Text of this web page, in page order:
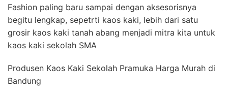
Fashion paling baru sampai dengan aksesorisnya
begitu lengkap, sepetrti kaos kaki, lebih dari satu
grosir kaos kaki tanah abang menjadi mitra kita untuk
kaos kaki sekolah SMA
Produsen Kaos Kaki Sekolah Pramuka Harga Murah di
Bandung